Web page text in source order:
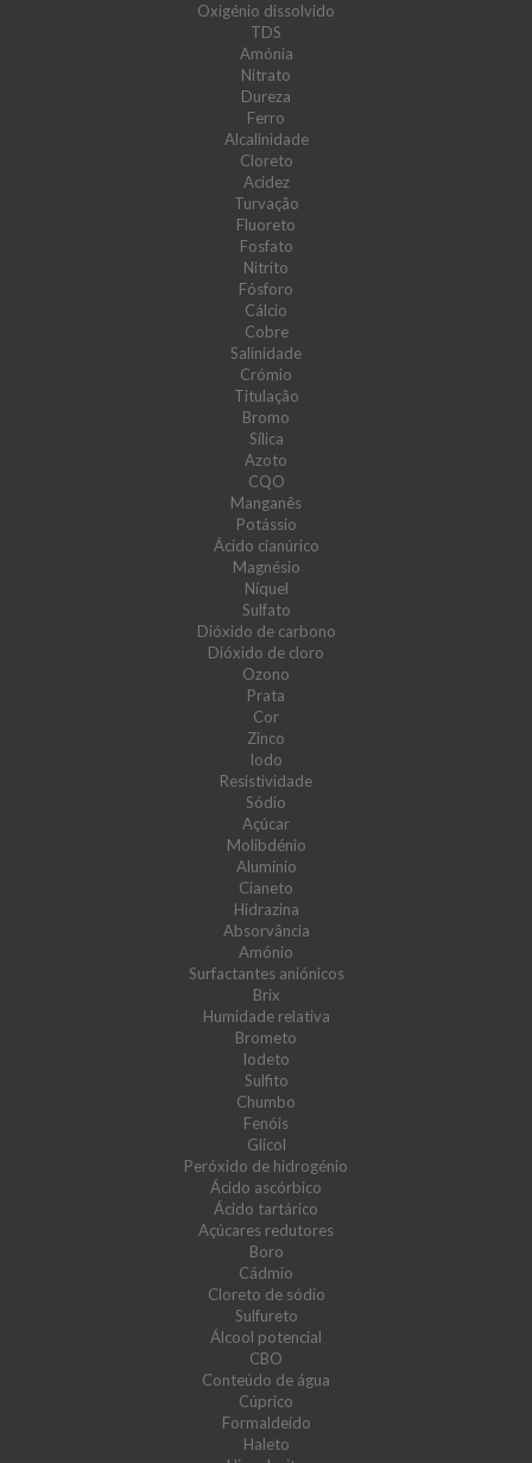
Oxigénio dissolvido
TDS
Amónia
Nitrato
Dureza
Ferro
Alcalinidade
Cloreto
Acidez
Turvação
Fluoreto
Fosfato
Nitrito
Fósforo
Cálcio
Cobre
Salinidade
Crómio
Titulação
Bromo
Sílica
Azoto
CQO
Manganês
Potássio
Ácido cianúrico
Magnésio
Níquel
Sulfato
Dióxido de carbono
Dióxido de cloro
Ozono
Prata
Cor
Zinco
Iodo
Resistividade
Sódio
Açúcar
Molibdénio
Alumínio
Cianeto
Hidrazina
Absorvância
Amónio
Surfactantes aniónicos
Brix
Humidade relativa
Brometo
Iodeto
Sulfito
Chumbo
Fenóis
Glicol
Peróxido de hidrogénio
Ácido ascórbico
Ácido tartárico
Açúcares redutores
Boro
Cádmio
Cloreto de sódio
Sulfureto
Álcool potencial
CBO
Conteúdo de água
Cúprico
Formaldeído
Haleto